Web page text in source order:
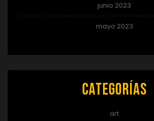
junio 2023
mayo 2023
Categorías
art